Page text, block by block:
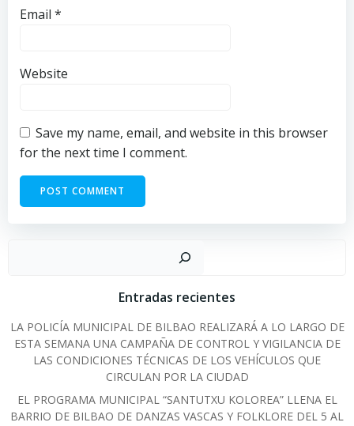
Email *
Website
Save my name, email, and website in this browser
for the next time I comment.
Entradas recientes
LA POLICÍA MUNICIPAL DE BILBAO REALIZARÁ A LO LARGO DE
ESTA SEMANA UNA CAMPAÑA DE CONTROL Y VIGILANCIA DE
LAS CONDICIONES TÉCNICAS DE LOS VEHÍCULOS QUE
CIRCULAN POR LA CIUDAD
EL PROGRAMA MUNICIPAL “SANTUTXU KOLOREA” LLENA EL
BARRIO DE BILBAO DE DANZAS VASCAS Y FOLKLORE DEL 5 AL